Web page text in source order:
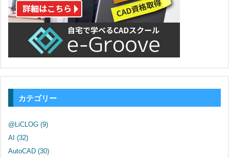
カテゴリー
@LiCLOG (9)
AI (32)
AutoCAD (30)